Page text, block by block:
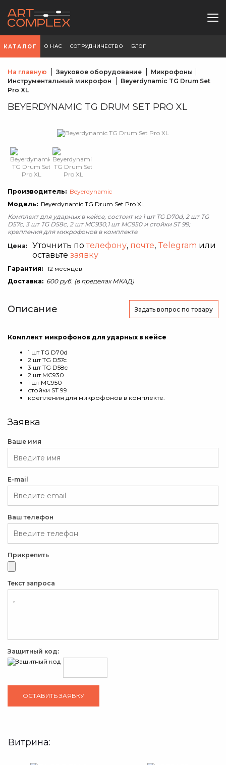
КАТАЛОГ О НАС СОТРУДНИЧЕСТВО БЛОГ
На главную Звуковое оборудование
Микрофоны
Инструментальный микрофон
Beyerdynamic TG Drum Set
Pro XL
BEYERDYNAMIC TG DRUM SET PRO XL
Производитель: Beyerdynamic
Модель: Beyerdynamic TG Drum Set Pro XL
Комплект для ударных в кейсе, состоит из 1 шт TG D70d, 2 шт TG
D57c, 3 шт TG D58c, 2 шт MC930,1 шт MC950 и стойки ST 99;
крепления для микрофонов в комплекте.
Цена:
Уточнить потелефону, почте, Telegram или
оставьте заявку
Гарантия: 12 месяцев
Доставка: 600 руб. (в пределах МКАД)
Описание Задать вопрос по товару
Комплект микрофонов для ударных в кейсе
1 шт TG D70d
2 шт TG D57c
3 шт TG D58c
2 шт MC930
1 шт MC950
стойки ST 99
крепления для микрофонов в комплекте.
Заявка
Ваше имя
E-mail
Ваш телефон
Прикрепить
Текст запроса
Защитный код:
Витрина: